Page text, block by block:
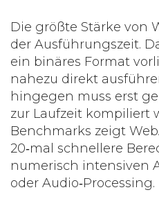
Die größte Stärke von
der Ausführungszeit.
ein binäres Format
nahezu direkt
hingegen muss erst
zur Laufzeit kompiliert
Benchmarks zeigt
20‑mal schnellere
numerisch intensiven
oder Audio‑Processing.